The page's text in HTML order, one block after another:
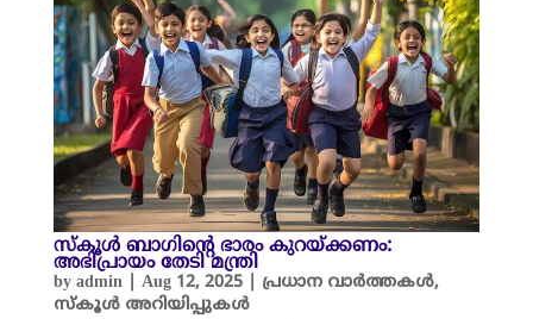
സ്കൂൾ ബാഗിന്റെ ഭാരം കുറയ്ക്കണം:
അഭിപ്രായം തേടി മന്ത്രി
by admin| Aug 12, 2025| പ്രധാന വാർത്തകൾ,
സ്കൂൾ അറിയിപ്പുകൾ